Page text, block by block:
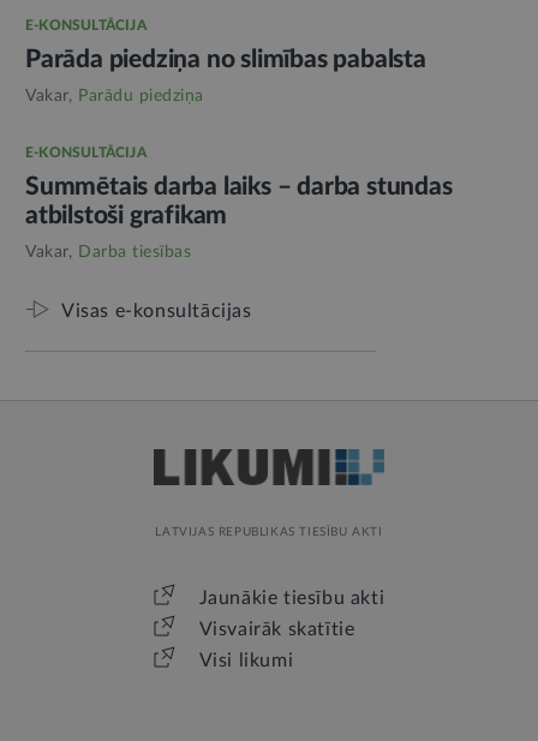
E-KONSULTĀCIJA
Parāda piedziņa no slimības pabalsta
Vakar, Parādu piedziņa
E-KONSULTĀCIJA
Summētais darba laiks – darba stundas
atbilstoši grafikam
Vakar, Darba tiesības
Visas e-konsultācijas
LATVIJAS REPUBLIKAS TIESĪBU AKTI
Jaunākie tiesību akti
Visvairāk skatītie
Visi likumi